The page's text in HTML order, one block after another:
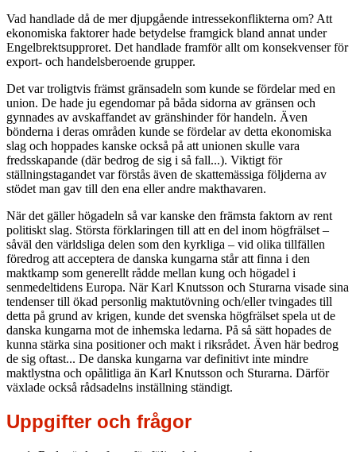
Vad handlade då de mer djupgående intressekonflikterna om? Att
ekonomiska faktorer hade betydelse framgick bland annat under
Engelbrektsupproret. Det handlade framför allt om konsekvenser för
export- och handelsberoende grupper.
Det var troligtvis främst gränsadeln som kunde se fördelar med en
union. De hade ju egendomar på båda sidorna av gränsen och
gynnades av avskaffandet av gränshinder för handeln. Även
bönderna i deras områden kunde se fördelar av detta ekonomiska
slag och hoppades kanske också på att unionen skulle vara
fredsskapande (där bedrog de sig i så fall...). Viktigt för
ställningstagandet var förstås även de skattemässiga följderna av
stödet man gav till den ena eller andre makthavaren.
När det gäller högadeln så var kanske den främsta faktorn av rent
politiskt slag. Största förklaringen till att en del inom högfrälset –
såväl den världsliga delen som den kyrkliga – vid olika tillfällen
föredrog att acceptera de danska kungarna står att finna i den
maktkamp som generellt rådde mellan kung och högadel i
senmedeltidens Europa. När Karl Knutsson och Sturarna visade sina
tendenser till ökad personlig maktutövning och/eller tvingades till
detta på grund av krigen, kunde det svenska högfrälset spela ut de
danska kungarna mot de inhemska ledarna. På så sätt hopades de
kunna stärka sina positioner och makt i riksrådet. Även här bedrog
de sig oftast... De danska kungarna var definitivt inte mindre
maktlystna och opålitliga än Karl Knutsson och Sturarna. Därför
växlade också rådsadelns inställning ständigt.
Uppgifter och frågor